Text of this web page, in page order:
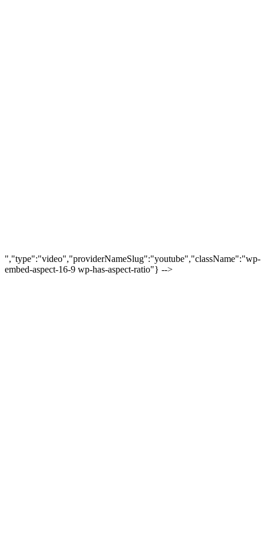
","type":"video","providerNameSlug":"youtube","className":"wp-
embed-aspect-16-9 wp-has-aspect-ratio"} -->